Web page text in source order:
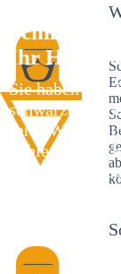
Ihr Helfer
Sie haben
schwarze
Ihrer Wand
Schlechte
Sie haben